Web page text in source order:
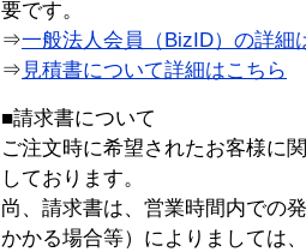
要です。
⇒一般法人会員（BizID）の詳細
⇒ 見積書について詳細はこちら
■請求書について
ご注文時に希望されたお客様に
しております。
尚、請求書は、営業時間内での
かかる場合等）によりましては